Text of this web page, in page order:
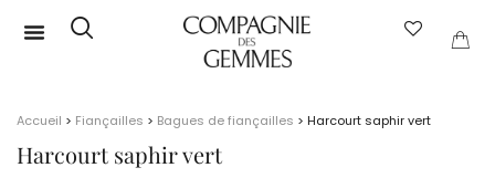
Accueil > Fiançailles > Bagues de fiançailles > Harcourt saphir vert
Harcourt saphir vert